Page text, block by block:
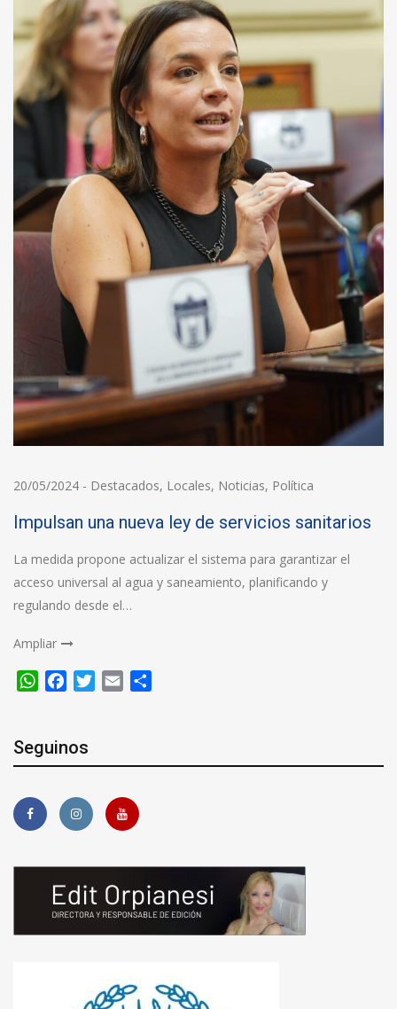
20/05/2024 - Destacados, Locales, Noticias, Política
Impulsan una nueva ley de servicios sanitarios
La medida propone actualizar el sistema para garantizar el
acceso universal al agua y saneamiento, planificando y
regulando desde el…
Ampliar
WhatsApp
FacebookTwitter
Email
Seguinos